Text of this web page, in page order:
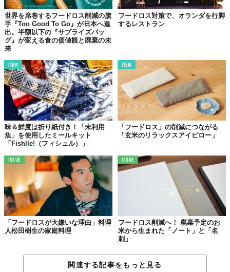
世界を席巻するフードロス削減の旗
手『Too Good To Go』が日本へ進
出。半額以下の『サプライズバッ
グ』が変える食の価値観と廃棄の未
来
フードロス対策で、オランダを行脚
するレストラン
ITEM
味＆鮮度は折り紙付き！「未利用
魚」を使用したミールキット
「Fishlle!（フィシュル）」
ITEM
「フードロス」の削減につながる
「玄米のリラックスアイピロー」
ISSUE
「フードロスが大嫌いな理由」料理
人松田樹生の家庭料理
ISSUE
フードロス削減へ！ 廃棄予定のお
米から生まれた「ノート」と「名
刺」
関連する記事をもっと見る